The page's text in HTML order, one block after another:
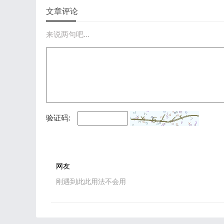
文章评论
来说两句吧...
验证码:
网友
刚遇到此此用法不会用